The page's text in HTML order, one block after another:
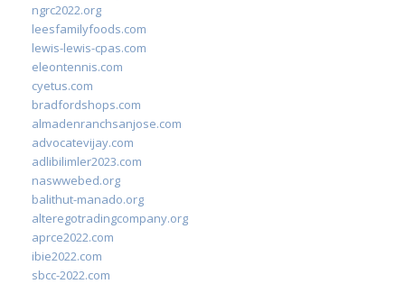
ngrc2022.org
leesfamilyfoods.com
lewis-lewis-cpas.com
eleontennis.com
cyetus.com
bradfordshops.com
almadenranchsanjose.com
advocatevijay.com
adlibilimler2023.com
naswwebed.org
balithut-manado.org
alteregotradingcompany.org
aprce2022.com
ibie2022.com
sbcc-2022.com